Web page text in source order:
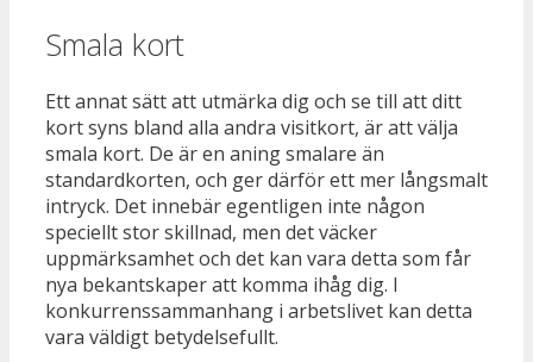
Smala kort
Ett annat sätt att utmärka dig och se till att ditt
kort syns bland alla andra visitkort, är att välja
smala kort. De är en aning smalare än
standardkorten, och ger därför ett mer långsmalt
intryck. Det innebär egentligen inte någon
speciellt stor skillnad, men det väcker
uppmärksamhet och det kan vara detta som får
nya bekantskaper att komma ihåg dig. I
konkurrenssammanhang i arbetslivet kan detta
vara väldigt betydelsefullt.